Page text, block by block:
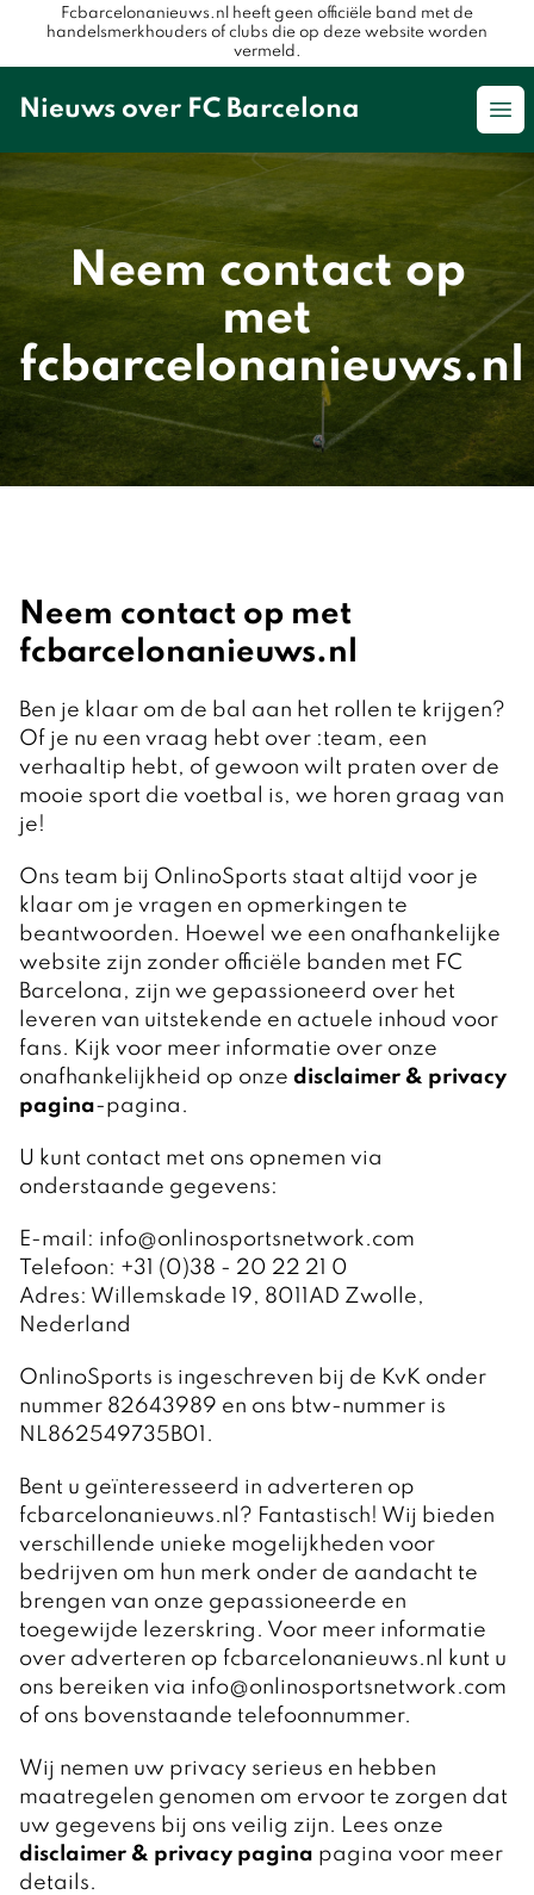
Fcbarcelonanieuws.nl heeft geen officiële band met de
handelsmerkhouders of clubs die op deze website worden
vermeld.
Nieuws over FC Barcelona
Neem contact op
met
fcbarcelonanieuws.nl
Neem contact op met
fcbarcelonanieuws.nl
Ben je klaar om de bal aan het rollen te krijgen?
Of je nu een vraag hebt over :team, een
verhaaltip hebt, of gewoon wilt praten over de
mooie sport die voetbal is, we horen graag van
je!
Ons team bij OnlinoSports staat altijd voor je
klaar om je vragen en opmerkingen te
beantwoorden. Hoewel we een onafhankelijke
website zijn zonder officiële banden met FC
Barcelona, zijn we gepassioneerd over het
leveren van uitstekende en actuele inhoud voor
fans. Kijk voor meer informatie over onze
onafhankelijkheid op onze disclaimer & privacy
pagina-pagina.
U kunt contact met ons opnemen via
onderstaande gegevens:
E-mail: info@onlinosportsnetwork.com
Telefoon: +31 (0)38 - 20 22 21 0
Adres: Willemskade 19, 8011AD Zwolle,
Nederland
OnlinoSports is ingeschreven bij de KvK onder
nummer 82643989 en ons btw-nummer is
NL862549735B01.
Bent u geïnteresseerd in adverteren op
fcbarcelonanieuws.nl? Fantastisch! Wij bieden
verschillende unieke mogelijkheden voor
bedrijven om hun merk onder de aandacht te
brengen van onze gepassioneerde en
toegewijde lezerskring. Voor meer informatie
over adverteren op fcbarcelonanieuws.nl kunt u
ons bereiken via info@onlinosportsnetwork.com
of ons bovenstaande telefoonnummer.
Wij nemen uw privacy serieus en hebben
maatregelen genomen om ervoor te zorgen dat
uw gegevens bij ons veilig zijn. Lees onze
disclaimer & privacy pagina pagina voor meer
details.